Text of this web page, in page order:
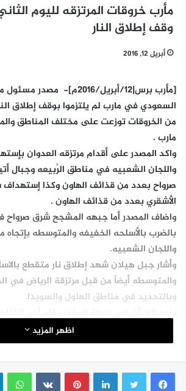
مأرب خروقات المرتزقه لليوم
وقف إطلاق النار
أبريل 12, 2016
[مأرب برس|12/أبريل/2016م]-
السعودي في مارب لم يلتزموا بوقف إطلاق
من الخروقات توزعت على مختلف المناطق
مارب .
واكد المصدر على أقدام مرتزقه العدوان
واللجان الشعبيه في مناطق الرُبيعه وجبال
صرواح بعدد من قذائف الهاون وكذا
الأشقري بعدد من قذائف الهاون .
واضاف المصدر أما جبهه المشجح شرق صرواح
بالضرب بالأسلحه الخفيفه والمتوسطه
واللجان الشعبيه.
وأشار جبل هيلان شهد إطلاق نار متقطع
والمتوسطه أيضاً من قبل مرتزقة الرياض في
وبالتحديد في مناطق الهلول والسويدا.
للمرتزقه العدوان بالقنص صوب مواقع الجيش
كما شهدت سماء المحافظه وخاصتاً صرواح
تحليق لطيران الإستطلاع.
اظهر المزيد
لينكدإنبينتيريست